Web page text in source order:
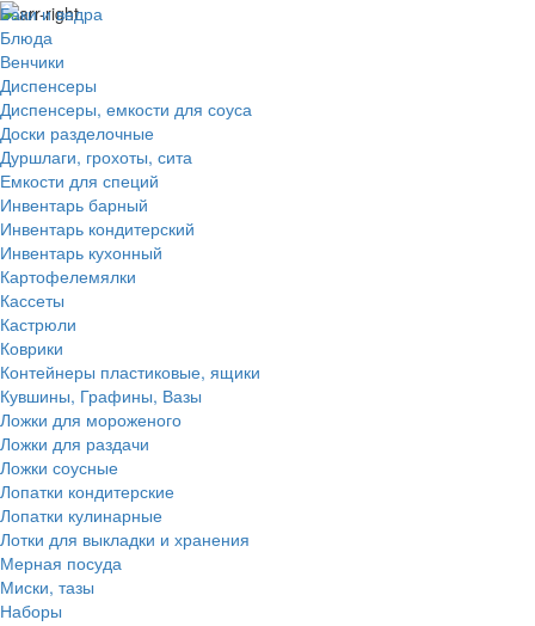
Баки и ведра
Блюда
Венчики
Диспенсеры
Диспенсеры, емкости для соуса
Доски разделочные
Дуршлаги, грохоты, сита
Емкости для специй
Инвентарь барный
Инвентарь кондитерский
Инвентарь кухонный
Картофелемялки
Кассеты
Кастрюли
Коврики
Контейнеры пластиковые, ящики
Кувшины, Графины, Вазы
Ложки для мороженого
Ложки для раздачи
Ложки соусные
Лопатки кондитерские
Лопатки кулинарные
Лотки для выкладки и хранения
Мерная посуда
Миски, тазы
Наборы